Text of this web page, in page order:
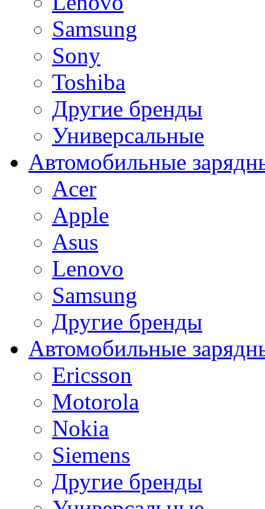
Samsung
Sony
Toshiba
Другие бренды
Универсальные
Автомобильные
Acer
Apple
Asus
Lenovo
Samsung
Другие бренды
Автомобильные
Ericsson
Motorola
Nokia
Siemens
Другие бренды